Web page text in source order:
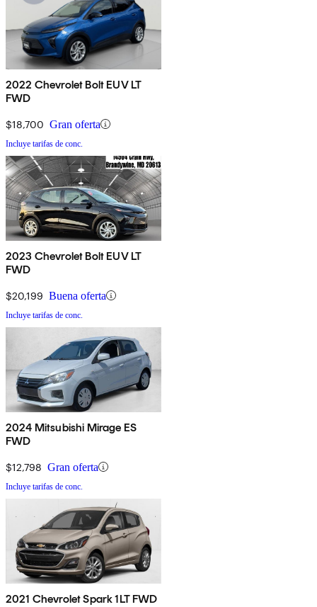
2022 Chevrolet Bolt EUV LT
FWD
$18,700 Gran oferta
Incluye tarifas de conc.
2023 Chevrolet Bolt EUV LT
FWD
$20,199 Buena oferta
Incluye tarifas de conc.
2024 Mitsubishi Mirage ES
FWD
$12,798 Gran oferta
Incluye tarifas de conc.
2021 Chevrolet Spark 1LT FWD